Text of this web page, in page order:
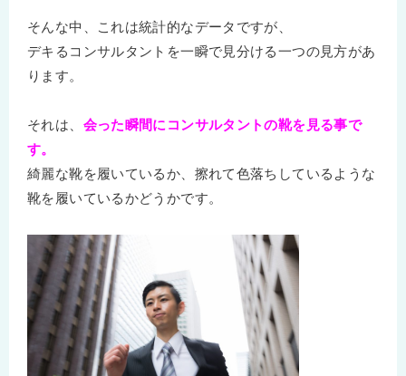
そんな中、これは統計的なデータですが、
デキるコンサルタントを一瞬で見分ける一つの見方があ
ります。
それは、 会った瞬間にコンサルタントの靴を見る事で
す。
綺麗な靴を履いているか、擦れて色落ちしているような
靴を履いているかどうかです。